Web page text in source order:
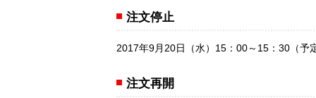
注文停止
2017年9月20日（水）15：00～15：30（予
注文再開